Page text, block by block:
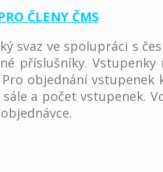
ČLENY ČMS
svaz ve spolupráci s
příslušníky.
objednání vstupenek
a počet vstupenek.